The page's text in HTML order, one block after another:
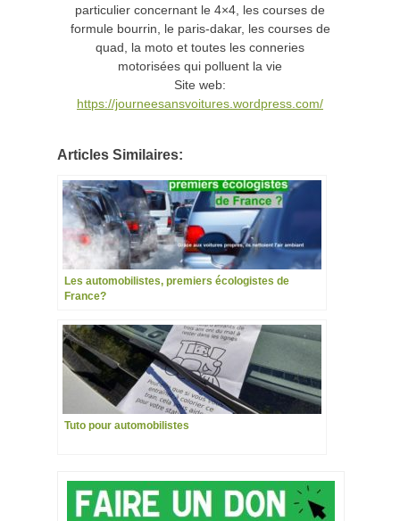
particulier concernant le 4×4, les courses de
formule bourrin, le paris-dakar, les courses de
quad, la moto et toutes les conneries
motorisées qui polluent la vie
Site web:
https://journeesansvoitures.wordpress.com/
Articles Similaires:
Les automobilistes, premiers écologistes de
France?
Tuto pour automobilistes